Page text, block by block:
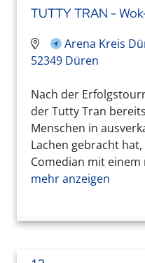
TUTTY TRAN -
Arena Kreis
52349 Düren
Nach der
der Tutty Tran
Menschen in
Lachen gebracht
Comedian mit
mehr anzeigen